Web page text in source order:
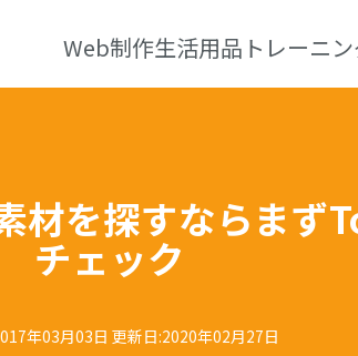
Web制作生活用品 トレーニ
材を探すならま
チェック
年03月03日 更新日:2020年02月27日